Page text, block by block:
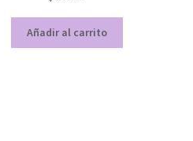
Añadir al carrito